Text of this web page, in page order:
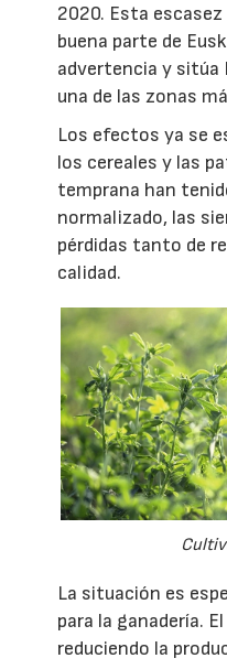
2020. Esta
buena parte de
advertencia y sitúa
una de las zonas
Los efectos ya se
los cereales y las
temprana han
normalizado, las
pérdidas tanto de
calidad.
La situación es
para la ganadería.
reduciendo la